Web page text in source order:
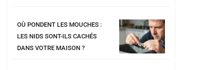
OÙ PONDENT LES MOUCHES :
LES NIDS SONT-ILS CACHÉS
DANS VOTRE MAISON ?